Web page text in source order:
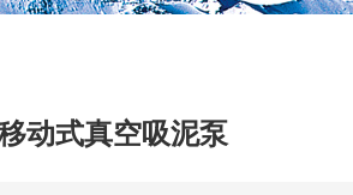
动式真空吸泥泵